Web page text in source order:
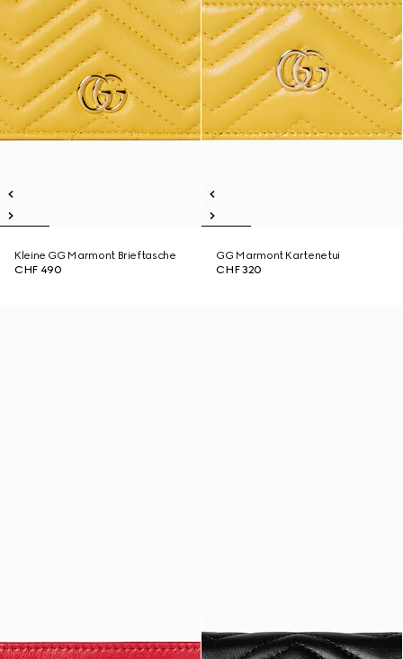
Kleine GG Marmont Brieftasche
CHF 490
GG Marmont Kartenetui
CHF 320